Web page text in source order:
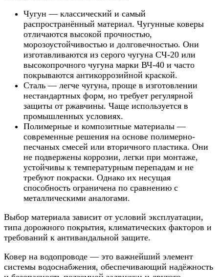
Чугун — классический и самый
распространённый материал. Чугунные коверы
отличаются высокой прочностью,
морозоустойчивостью и долговечностью. Они
изготавливаются из серого чугуна СЧ-20 или
высокопрочного чугуна марки ВЧ-40 и часто
покрываются антикоррозийной краской.
Сталь — легче чугуна, проще в изготовлении
нестандартных форм, но требует регулярной
защиты от ржавчины. Чаще используется в
промышленных условиях.
Полимерные и композитные материалы —
современные решения на основе полимерно-
песчаных смесей или вторичного пластика. Они
не подвержены коррозии, легки при монтаже,
устойчивы к температурным перепадам и не
требуют покраски. Однако их несущая
способность ограничена по сравнению с
металлическими аналогами.
Выбор материала зависит от условий эксплуатации,
типа дорожного покрытия, климатических факторов и
требований к антивандальной защите.
Ковер на водопроводе — это важнейший элемент
системы водоснабжения, обеспечивающий надёжность